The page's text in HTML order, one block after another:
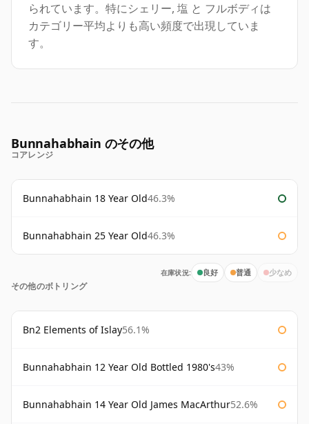
られています。特にシェリー, 塩 と フルボディは
カテゴリー平均よりも高い頻度で出現していま
す。
Bunnahabhain のその他
コアレンジ
Bunnahabhain 18 Year Old46.3%
Bunnahabhain 25 Year Old46.3%
在庫状況: 良好 普通 少なめ
その他のボトリング
Bn2 Elements of Islay56.1%
Bunnahabhain 12 Year Old Bottled 1980's43%
Bunnahabhain 14 Year Old James MacArthur52.6%